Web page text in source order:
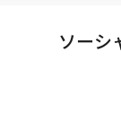
ソーシ